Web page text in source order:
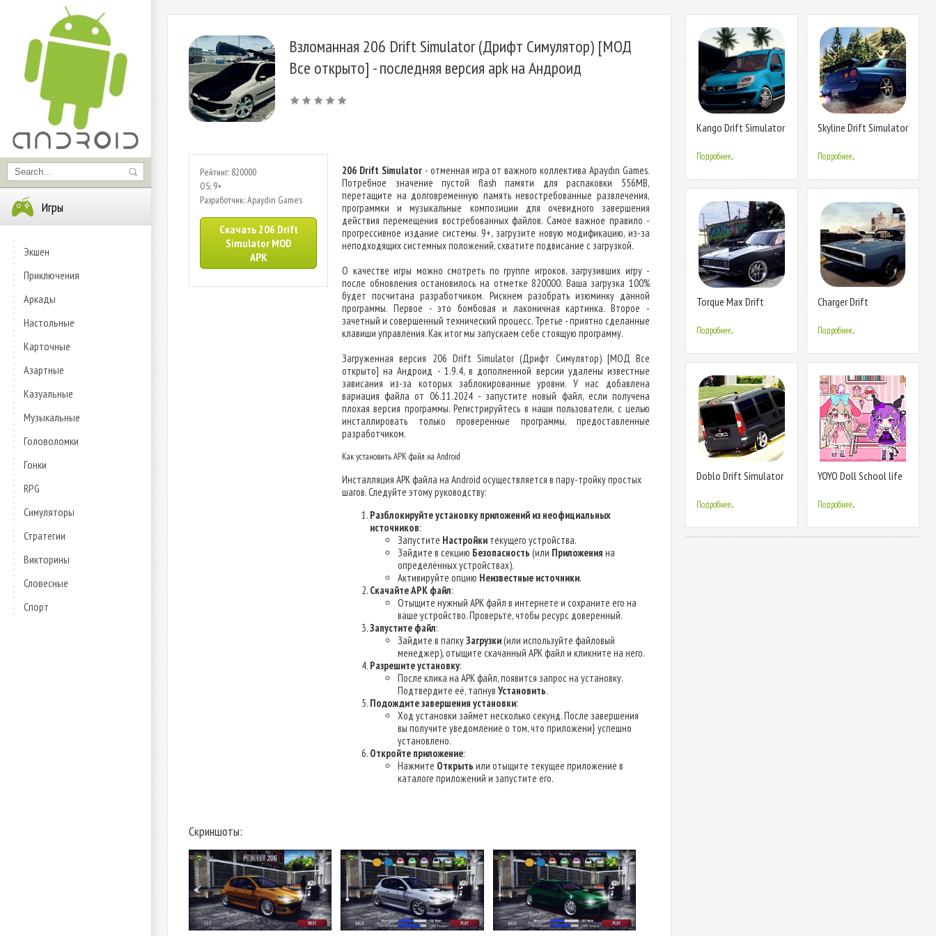
Игры
Экшен
Приключения
Аркады
Настольные
Карточные
Азартные
Казуальные
Музыкальные
Головоломки
Гонки
RPG
Симуляторы
Стратегии
Викторины
Словесные
Спорт
Взломанная 206 Drift Simulator (Дрифт Симулятор) [МОД
Все открыто] - последняя версия apk на Андроид
Рейтинг: 820000
OS: 9+
Разработчик: Apaydın Games
Скачать 206 Drift
Simulator MOD
APK
206 Drift Simulator- отменная игра от важного коллектива Apaydın Games.
Потребное значение пустой flash памяти для распаковки 556MB,
перетащите на долговременную память невостребованные развлечения,
программки и музыкальные композиции для очевидного завершения
действия перемещения востребованных файлов. Самое важное правило -
прогрессивное издание системы. 9+, загрузите новую модификацию, из-за
неподходящих системных положений, схватите подвисание с загрузкой.
О качестве игры можно смотреть по группе игроков, загрузивших игру -
после обновления остановилось на отметке 820000. Ваша загрузка 100%
будет посчитана разработчиком. Рискнем разобрать изюминку данной
программы. Первое - это бомбовая и лаконичная картинка. Второе -
зачетный и совершенный технический процесс. Третье - приятно сделанные
клавиши управления. Как итог мы запускаем себе стоящую программу.
Загруженная версия 206 Drift Simulator (Дрифт Симулятор) [МОД Все
открыто] на Андроид - 1.9.4, в дополненной версии удалены известные
зависания из-за которых заблокированные уровни. У нас добавлена
вариация файла от 06.11.2024 - запустите новый файл, если получена
плохая версия программы. Регистрируйтесь в наши пользователи, с целью
инсталлировать только проверенные программы, предоставленные
разработчиком.
Как установить APK файл на Android
Инсталляция APK файла на Android осуществляется в пару-тройку простых
шагов. Следуйте этому руководству:
Разблокируйте установку приложений из неофициальных
источников:
Запустите Настройки текущего устройства.
Зайдите в секцию Безопасность (или Приложения на
определённых устройствах).
Активируйте опцию Неизвестные источники.
Скачайте APK файл:
Отыщите нужный APK файл в интернете и сохраните его на
ваше устройство. Проверьте, чтобы ресурс доверенный.
Запустите файл:
Зайдите в папкуЗагрузки(или используйте файловый
менеджер), отыщите скачанный APK файл и кликните на него.
Разрешите установку:
После клика на APK файл, появится запрос на установку.
Подтвердите её, тапнув Установить.
Подождите завершения установки:
Ход установки займет несколько секунд. После завершения
вы получите уведомление о том, что приложени} успешно
установлено.
Откройте приложение:
Нажмите Открыть или отыщите текущее приложение в
каталоге приложений и запустите его.
Скриншоты:
Kango Drift Simulator
Подробнее...
Skyline Drift Simulator
Подробнее...
Torque Max Drift
Подробнее...
Charger Drift
Подробнее...
Doblo Drift Simulator
Подробнее...
YOYO Doll School life
Подробнее...